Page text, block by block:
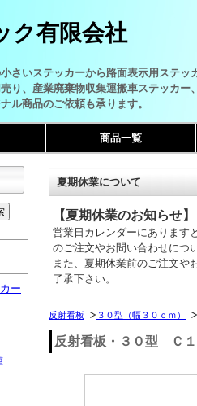
ク有限会社
さいステッカーから路面表示用ステッ
り、産業廃棄物収集運搬車ステッカー
ル商品のご依頼も承ります。
商品一覧
夏期休業について
【夏期休業のお知らせ】
営業日カレンダーにあります
のご注文やお問い合わせにつ
また、夏期休業前のご注文や
了承下さい。
反射看板 ３０型（幅３０ｃｍ）
反射看板・３０型 Ｃ
ー